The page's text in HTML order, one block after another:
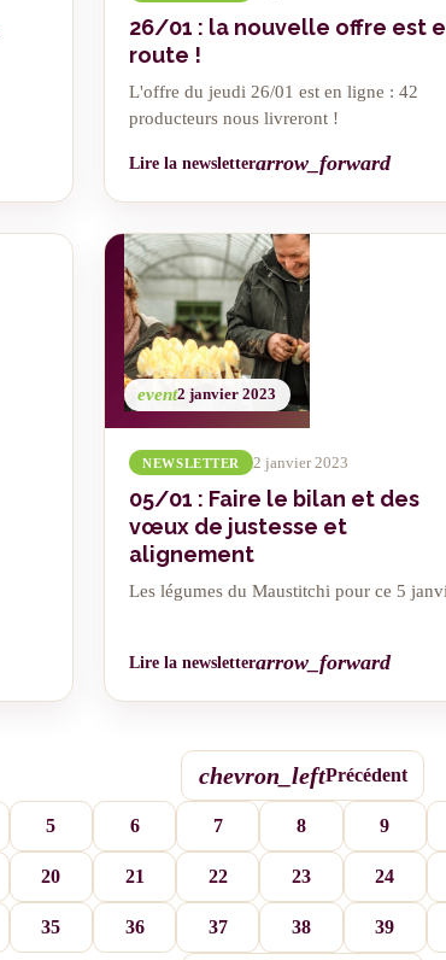
26/01 : la nouvelle offre est
route !
L'offre du jeudi 26/01 est en ligne : 42
producteurs nous livreront !
Lire la newsletterarrow_forward
event2 janvier 2023
NEWSLETTER 2 janvier 2023
05/01 : Faire le bilan et des
vœux de justesse et
alignement
Les légumes du Maustitchi pour ce 5
Lire la newsletterarrow_forward
chevron_leftPrécédent
5 6 7 8 9
20 21 22 23 24
35 36 37 38 39